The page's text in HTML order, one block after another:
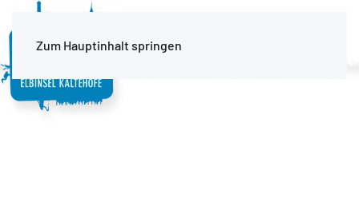
Zum Hauptinhalt springen